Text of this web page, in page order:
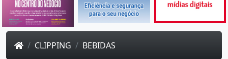
CLIPPING BEBIDAS